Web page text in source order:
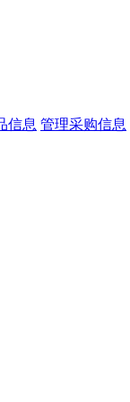
信息 管理采购信息